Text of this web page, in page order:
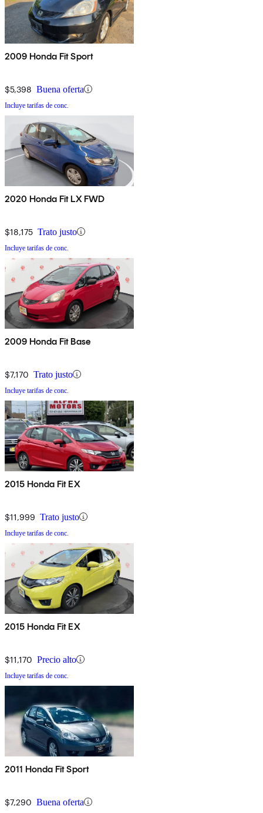
2009 Honda Fit Sport
$5,398 Buena oferta
Incluye tarifas de conc.
2020 Honda Fit LX FWD
$18,175 Trato justo
Incluye tarifas de conc.
2009 Honda Fit Base
$7,170 Trato justo
Incluye tarifas de conc.
2015 Honda Fit EX
$11,999 Trato justo
Incluye tarifas de conc.
2015 Honda Fit EX
$11,170 Precio alto
Incluye tarifas de conc.
2011 Honda Fit Sport
$7,290 Buena oferta